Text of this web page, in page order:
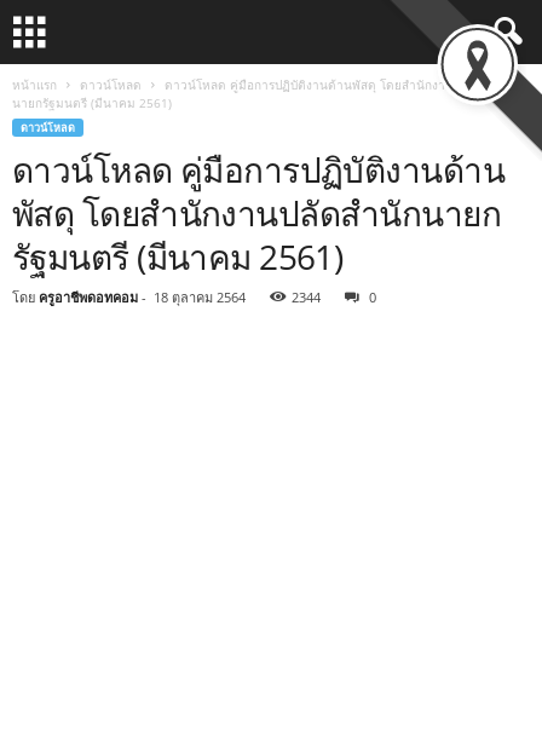
หน้าแรก ดาวน์โหลด
ดาวน์โหลด คู่มือการปฏิบัติงานด้านพัสดุ โดยสำนักงานปลัดสำนัก
นายกรัฐมนตรี (มีนาคม 2561)
ดาวน์โหลด
ดาวน์โหลด คู่มือการปฏิบัติงานด้าน
พัสดุ โดยสำนักงานปลัดสำนักนายก
รัฐมนตรี (มีนาคม 2561)
โดย ครูอาชีพดอทคอม - 18 ตุลาคม 2564 2344 0